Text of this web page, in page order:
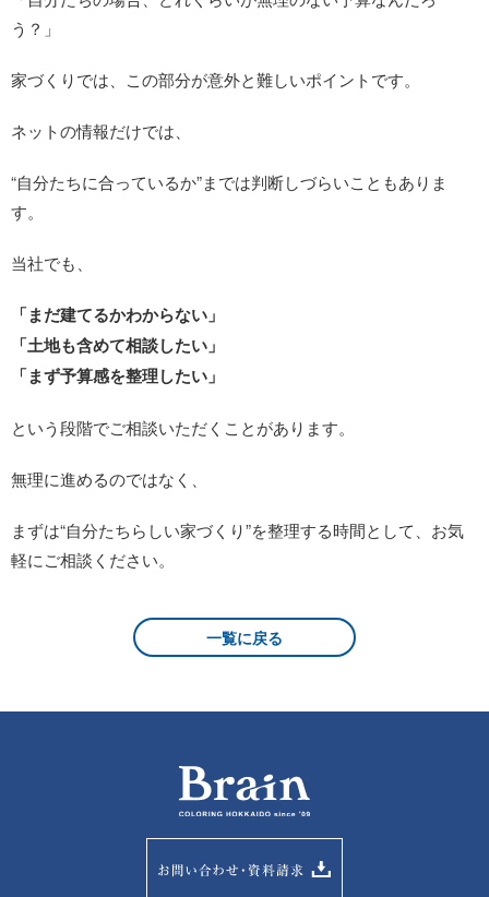
う？」
家づくりでは、この部分が意外と難しいポイントです。
ネットの情報だけでは、
“自分たちに合っているか”までは判断しづらいこともありま
す。
当社でも、
「まだ建てるかわからない」
「土地も含めて相談したい」
「まず予算感を整理したい」
という段階でご相談いただくことがあります。
無理に進めるのではなく、
まずは“自分たちらしい家づくり”を整理する時間として、お気
軽にご相談ください。
一覧に戻る